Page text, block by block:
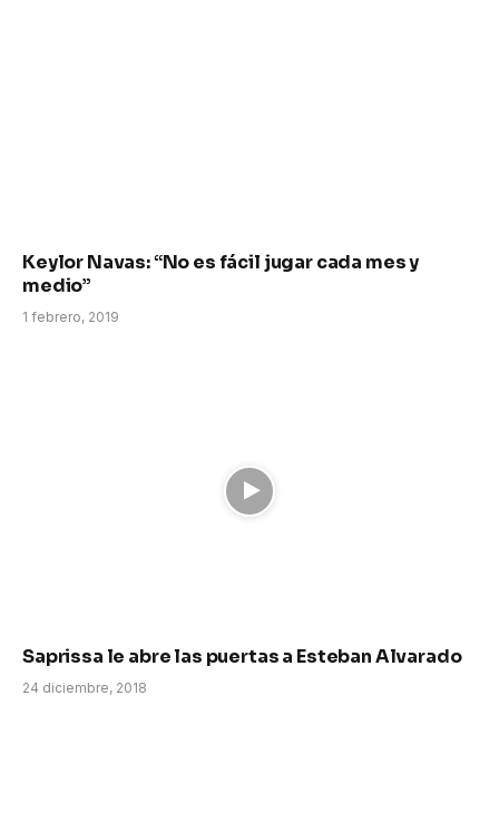
Keylor Navas: “No es fácil jugar cada mes y
medio”
1 febrero, 2019
Saprissa le abre las puertas a Esteban Alvarado
24 diciembre, 2018